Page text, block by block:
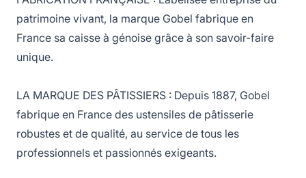
patrimoine vivant, la marque Gobel fabrique en
France sa caisse à génoise grâce à son savoir-faire
unique.
LA MARQUE DES PÂTISSIERS : Depuis 1887, Gobel
fabrique en France des ustensiles de pâtisserie
robustes et de qualité, au service de tous les
professionnels et passionnés exigeants.